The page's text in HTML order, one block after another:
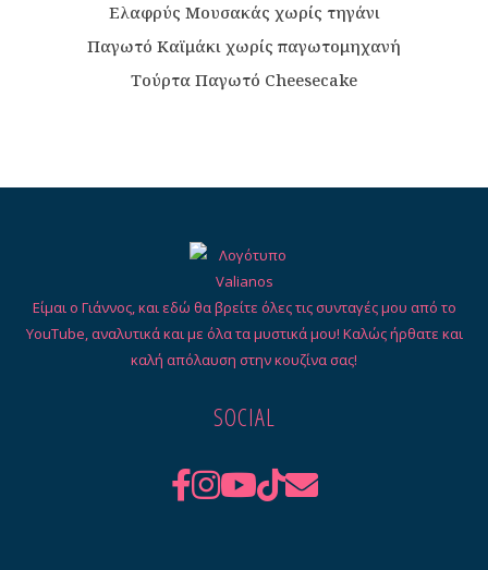
Ελαφρύς Μουσακάς χωρίς τηγάνι
Παγωτό Καϊμάκι χωρίς παγωτομηχανή
Τούρτα Παγωτό Cheesecake
Είμαι ο Γιάννος, και εδώ θα βρείτε όλες τις συνταγές μου από το
YouTube, αναλυτικά και με όλα τα μυστικά μου! Καλώς ήρθατε και
καλή απόλαυση στην κουζίνα σας!
SOCIAL